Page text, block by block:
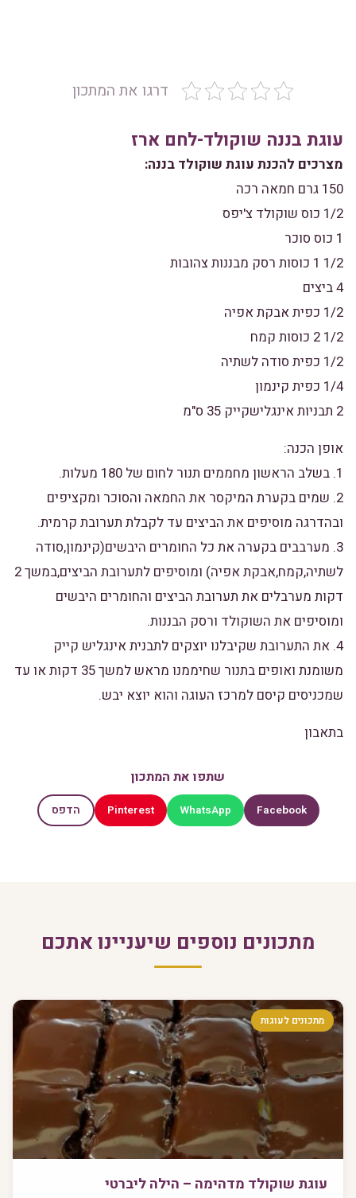
דרגו את המתכון
עוגת בננה שוקולד-לחם ארז
מצרכים להכנת עוגת שוקולד בננה:
150 גרם חמאה רכה
1/2 כוס שוקולד צ'יפס
1 כוס סוכר
1/2 1 כוסות רסק מבננות צהובות
4 ביצים
1/2 כפית אבקת אפיה
1/2 2 כוסות קמח
1/2 כפית סודה לשתיה
1/4 כפית קינמון
2 תבניות אינגלישקייק 35 ס"מ
אופן הכנה:
1. בשלב הראשון מחממים תנור לחום של 180 מעלות.
2. שמים בקערת המיקסר את החמאה והסוכר ומקציפים
ובהדרגה מוסיפים את הביצים עד לקבלת תערובת קרמית.
3. מערבבים בקערה את כל החומרים היבשים(קינמון,סודה
לשתיה,קמח,אבקת אפיה) ומוסיפים לתערובת הביצים,במשך 2
דקות מערבלים את תערובת הביצים והחומרים היבשים
ומוסיפים את השוקולד ורסק הבננות.
4. את התערובת שקיבלנו יוצקים לתבנית אינגליש קייק
משומנת ואופים בתנור שחיממנו מראש למשך 35 דקות או עד
שמכניסים קיסם למרכז העוגה והוא יוצא יבש.
בתאבון
שתפו את המתכון
Facebook
WhatsApp
Pinterest הדפס
מתכונים נוספים שיעניינו אתכם
מתכונים לעוגות
עוגת שוקולד מדהימה – הילה ליברטי